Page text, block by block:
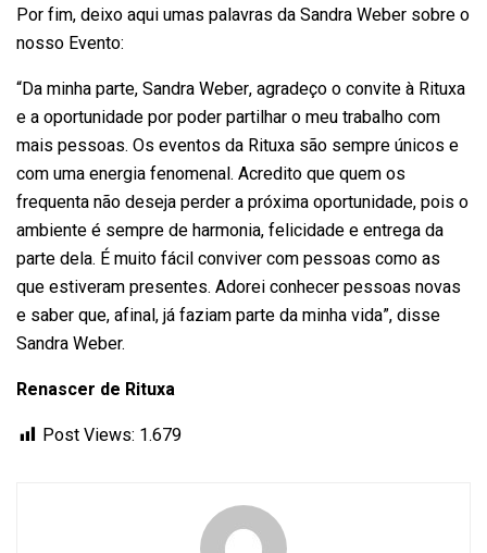
Por fim, deixo aqui umas palavras da Sandra Weber sobre o
nosso Evento:
“Da minha parte, Sandra Weber, agradeço o convite à Rituxa
e a oportunidade por poder partilhar o meu trabalho com
mais pessoas. Os eventos da Rituxa são sempre únicos e
com uma energia fenomenal. Acredito que quem os
frequenta não deseja perder a próxima oportunidade, pois o
ambiente é sempre de harmonia, felicidade e entrega da
parte dela. É muito fácil conviver com pessoas como as
que estiveram presentes. Adorei conhecer pessoas novas
e saber que, afinal, já faziam parte da minha vida”, disse
Sandra Weber.
Renascer de Rituxa
Post Views: 1.679